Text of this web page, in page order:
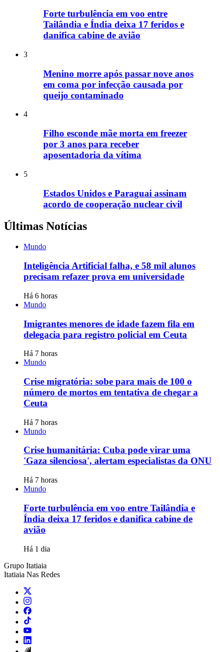
Forte turbulência em voo entre
Tailândia e Índia deixa 17 feridos e
danifica cabine de avião
3
Menino morre após passar nove anos
em coma por infecção causada por
queijo contaminado
4
Filho esconde mãe morta em freezer
por 3 anos para receber
aposentadoria da vítima
5
Estados Unidos e Paraguai assinam
acordo de cooperação nuclear civil
Últimas Notícias
Mundo
Inteligência Artificial falha, e 58 mil alunos
precisam refazer prova em universidade
Há 6 horas
Mundo
Imigrantes menores de idade fazem fila em
delegacia para registro policial em Ceuta
Há 7 horas
Mundo
Crise migratória: sobe para mais de 100 o
número de mortos em tentativa de chegar a
Ceuta
Há 7 horas
Mundo
Crise humanitária: Cuba pode virar uma
'Gaza silenciosa', alertam especialistas da ONU
Há 7 horas
Mundo
Forte turbulência em voo entre Tailândia e
Índia deixa 17 feridos e danifica cabine de
avião
Há 1 dia
Grupo Itatiaia
Itatiaia Nas Redes